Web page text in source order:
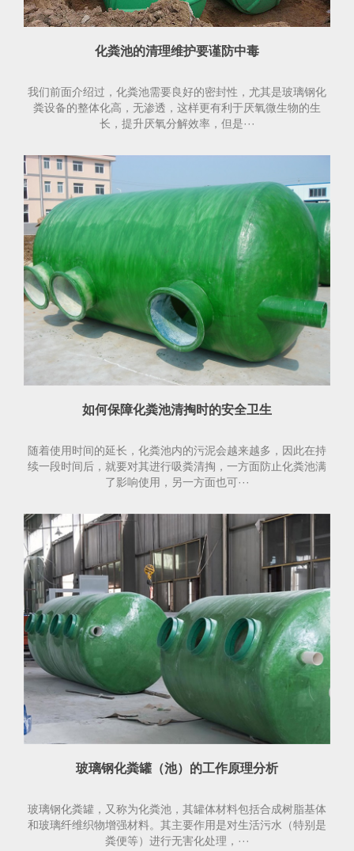
化粪池的清理维护要谨防中毒
我们前面介绍过，化粪池需要良好的密封性，尤其是玻璃钢化
粪设备的整体化高，无渗透，这样更有利于厌氧微生物的生
长，提升厌氧分解效率，但是···
如何保障化粪池清掏时的安全卫生
随着使用时间的延长，化粪池内的污泥会越来越多，因此在持
续一段时间后，就要对其进行吸粪清掏，一方面防止化粪池满
了影响使用，另一方面也可···
玻璃钢化粪罐（池）的工作原理分析
玻璃钢化粪罐，又称为化粪池，其罐体材料包括合成树脂基体
和玻璃纤维织物增强材料。其主要作用是对生活污水（特别是
粪便等）进行无害化处理，···